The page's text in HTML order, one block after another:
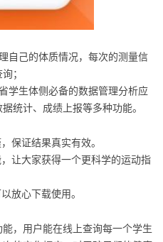
自己的体质情况，每次的测量信
；
学生体侧必备的数据管理分析应
统计、成绩上报等多种功能。
保证结果真实有效。
让大家获得一个更科学的运动指
放心下载使用。
，用户能在线上查询每一个学生